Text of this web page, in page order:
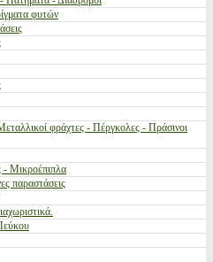
φυτών
φράχτες - Πέργκολες - Πράσινοι
- Μικροέπιπλα
παραστάσεις